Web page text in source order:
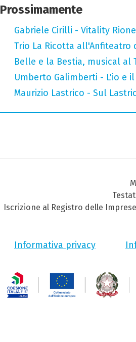
Prossimamente
Gabriele Cirilli - Vitality
Trio La Ricotta all'Anfiteatro
Belle e la Bestia, musical al
Umberto Galimberti - L'io e
Maurizio Lastrico - Sul
Iscrizione al Registro delle
Informativa privacy